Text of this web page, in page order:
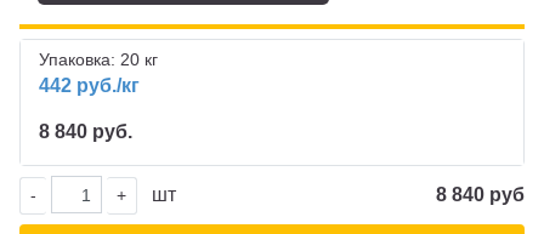
442 руб./кг
Упаковка: 20 кг
8 840 руб.
- + шт 8 840 руб